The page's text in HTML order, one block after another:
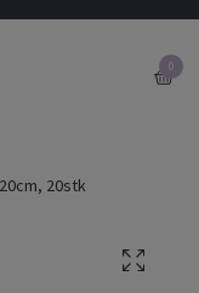
0
20stk